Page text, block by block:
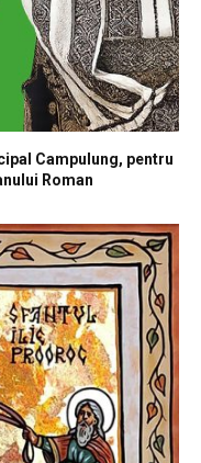
Campulung, pentru
Roman